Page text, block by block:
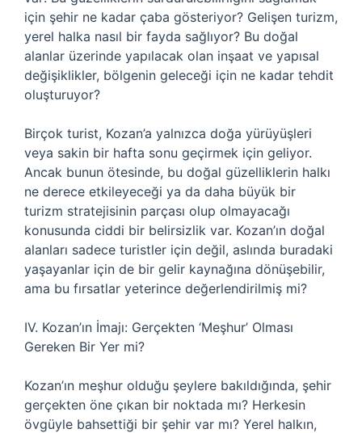
için şehir ne kadar çaba gösteriyor? Gelişen turizm,
yerel halka nasıl bir fayda sağlıyor? Bu doğal
alanlar üzerinde yapılacak olan inşaat ve yapısal
değişiklikler, bölgenin geleceği için ne kadar tehdit
oluşturuyor?
Birçok turist, Kozan’a yalnızca doğa yürüyüşleri
veya sakin bir hafta sonu geçirmek için geliyor.
Ancak bunun ötesinde, bu doğal güzelliklerin halkı
ne derece etkileyeceği ya da daha büyük bir
turizm stratejisinin parçası olup olmayacağı
konusunda ciddi bir belirsizlik var. Kozan’ın doğal
alanları sadece turistler için değil, aslında buradaki
yaşayanlar için de bir gelir kaynağına dönüşebilir,
ama bu fırsatlar yeterince değerlendirilmiş mi?
IV. Kozan’ın İmajı: Gerçekten ‘Meşhur’ Olması
Gereken Bir Yer mi?
Kozan’ın meşhur olduğu şeylere bakıldığında, şehir
gerçekten öne çıkan bir noktada mı? Herkesin
övgüyle bahsettiği bir şehir var mı? Yerel halkın,